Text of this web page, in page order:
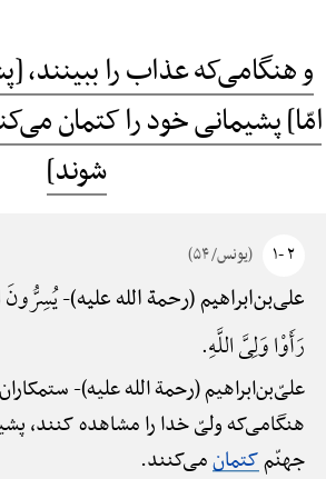
و هنگامی‌که عذاب را ببینند،
امّا] پشیمانی خود را کتمان
شوند]
۲ -۱ (یونس/ ۵۴)
علی‌بن‌ابراهیم (رحمة الله علیه)-یُسِرُّونَ
رَأَوْا وَلِیَّ اللَّهِ.
علیّ‌بن‌ابراهیم (رحمة الله علیه)-
هنگامی‌که ولیّ خدا را مشاهده کنند،
جهنّمکتمانمی‌کنند.